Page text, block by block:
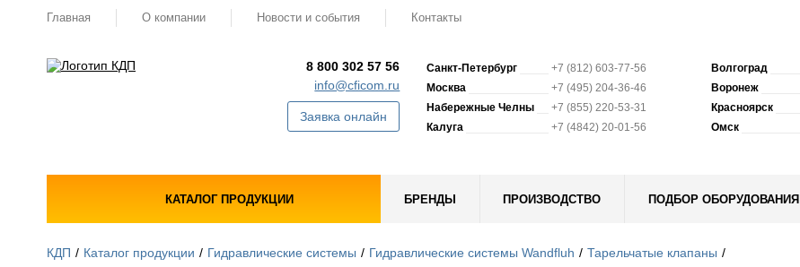
Главная О компании Новости и события Контакты
8 800 302 57 56
info@cficom.ru
Заявка онлайн
Санкт-Петербург
+7 (812) 603-77-56
Москва
+7 (495) 204-36-46
Набережные Челны
+7 (855) 220-53-31
Калуга
+7 (4842) 20-01-56
Волгоград
Воронеж
Красноярск
Омск
КАТАЛОГ ПРОДУКЦИИ БРЕНДЫ ПРОИЗВОДСТВО ПОДБОР ОБОРУДОВАНИЯ
КДП Каталог продукции Гидравлические системы Гидравлические системы Wandfluh Тарельчатые клапаны